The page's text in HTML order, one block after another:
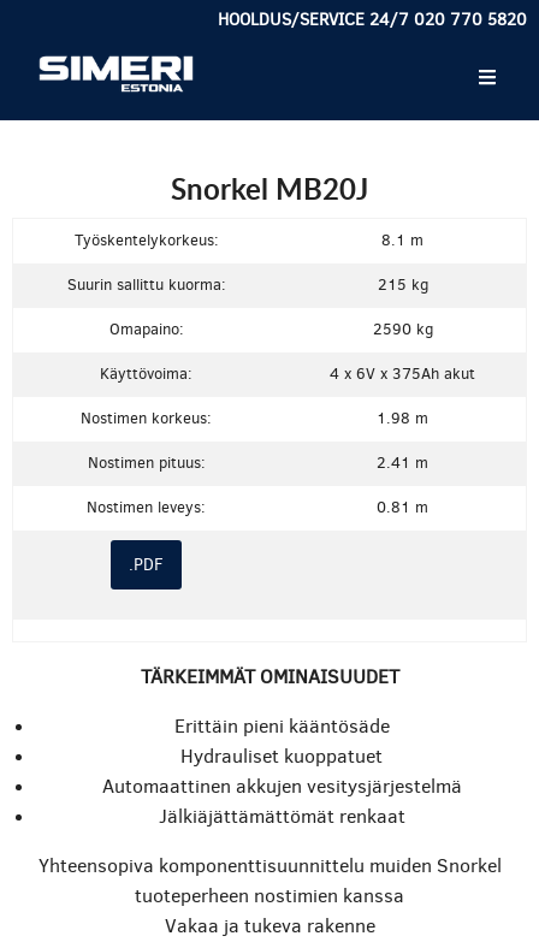
HOOLDUS/SERVICE 24/7 020 770 5820
Snorkel MB20J
Työskentelykorkeus: 8.1 m
Suurin sallittu kuorma: 215 kg
Omapaino: 2590 kg
Käyttövoima: 4 x 6V x 375Ah akut
Nostimen korkeus: 1.98 m
Nostimen pituus: 2.41 m
Nostimen leveys: 0.81 m
.PDF
TÄRKEIMMÄT OMINAISUUDET
Erittäin pieni kääntösäde
Hydrauliset kuoppatuet
Automaattinen akkujen vesitysjärjestelmä
Jälkiäjättämättömät renkaat
Yhteensopiva komponenttisuunnittelu muiden Snorkel
tuoteperheen nostimien kanssa
Vakaa ja tukeva rakenne